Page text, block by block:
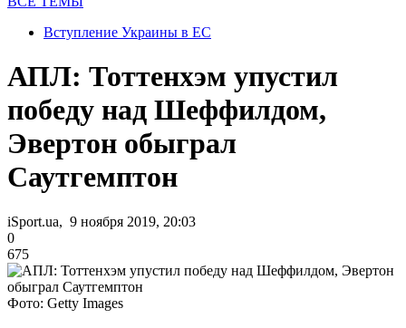
Вступление Украины в ЕС
АПЛ: Тоттенхэм упустил
победу над Шеффилдом,
Эвертон обыграл
Саутгемптон
iSport.ua, 9 ноября 2019, 20:03
0
675
Фото: Getty Images